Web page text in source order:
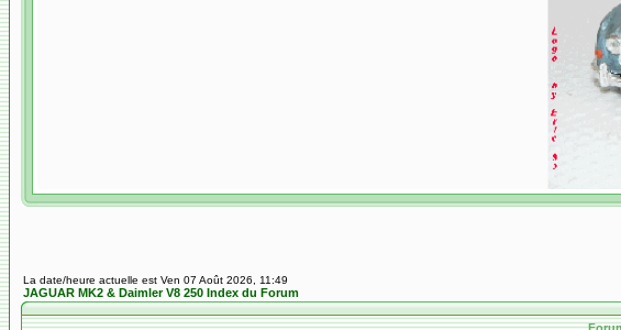
La date/heure actuelle est Ven 07 Août 2026, 11:49
JAGUAR MK2 & Daimler V8 250 Index du Forum